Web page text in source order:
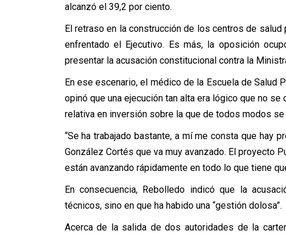
alcanzó el 39,2 por ciento.
El retraso en la construcción de los centros de
enfrentado el Ejecutivo. Es más, la oposición
presentar la acusación constitucional contra la
En ese escenario, el médico de la Escuela de Salud
opinó que una ejecución tan alta era lógico que no
relativa en inversión sobre la que de todos modos
“Se ha trabajado bastante, a mí me consta que hay
González Cortés que va muy avanzado. El proyecto
están avanzando rápidamente en todo lo que tiene
En consecuencia, Rebolledo indicó que la
técnicos, sino en que ha habido una “gestión dolosa”.
Acerca de la salida de dos autoridades de la